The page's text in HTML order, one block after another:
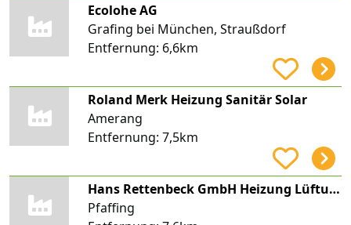
Ecolohe AG
Grafing bei München, Straußdorf
Entfernung: 6,6km
Roland Merk Heizung Sanitär Solar
Amerang
Entfernung: 7,5km
Hans Rettenbeck GmbH Heizung Lüftung Sanitär Meisterbetrieb
Pfaffing